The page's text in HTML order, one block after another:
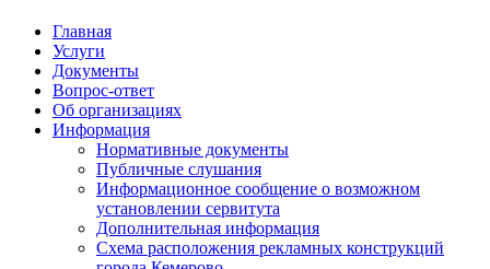
Главная
Услуги
Документы
Вопрос-ответ
Об организациях
Информация
Нормативные документы
Публичные слушания
Информационное сообщение о возможном
установлении сервитута
Дополнительная информация
Схема расположения рекламных конструкций